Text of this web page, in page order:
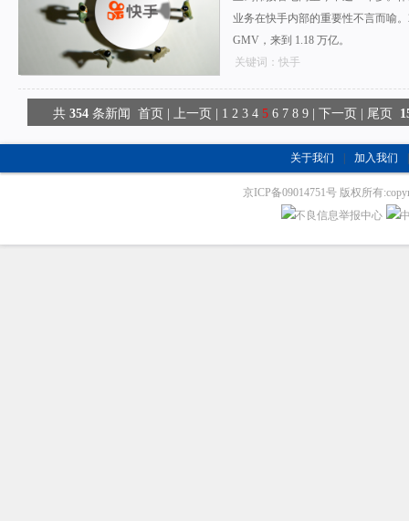
业务在快手内部的重要性不言而喻
GMV，来到 1.18 万亿。
关键词：快手
共 354 条新闻 首页 上一页 1 2 3 4 5 6 7 8 9 下一页 尾页
关于我们 加入我们
京ICP备09014751号 版权所有